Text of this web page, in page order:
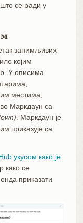
се ради у
занимљивих
којим
У описима
местима,
Маркдаун са
. Маркдаун је
приказује са
укусом како је
како се
приказати